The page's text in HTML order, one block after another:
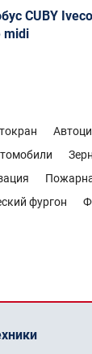
CUBY Iveco
midi
фургон